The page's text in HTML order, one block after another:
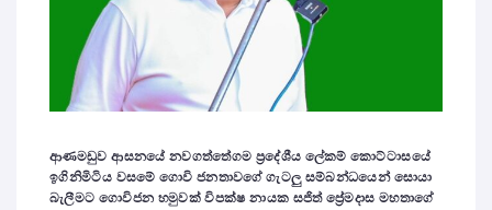
ආණමඩුව ආසනයේ නවගත්තේගම ප්‍රදේශීය ලේකම් කොට්ටාසයේ
ඉගිනිමිටිය වසමේ ගොවි ජනතාවගේ ගැටලු සම්බන්ධයෙන් සොයා
බැලීමට ගොවිජන හමුවක් විපක්ෂ නායක සජිත් ප්‍රේමදාස මහතාගේ